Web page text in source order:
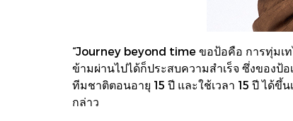
“Journey beyond time ขอป้อคือ การทุ่มเ
ข้ามผ่านไปได้ก็ประสบความสำเร็จ ซึ่งของป้
ทีมชาติตอนอายุ 15 ปี และใช้เวลา 15 ปี ได้
กล่าว